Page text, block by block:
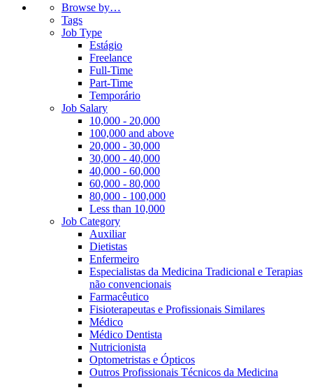
Browse by…
Tags
Job Type
Estágio
Freelance
Full-Time
Part-Time
Temporário
Job Salary
10,000 - 20,000
100,000 and above
20,000 - 30,000
30,000 - 40,000
40,000 - 60,000
60,000 - 80,000
80,000 - 100,000
Less than 10,000
Job Category
Auxiliar
Dietistas
Enfermeiro
Especialistas da Medicina Tradicional e Terapias
não convencionais
Farmacêutico
Fisioterapeutas e Profissionais Similares
Médico
Médico Dentista
Nutricionista
Optometristas e Ópticos
Outros Profissionais Técnicos da Medicina